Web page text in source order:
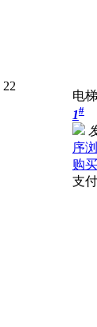
电
1#
序
购
支付